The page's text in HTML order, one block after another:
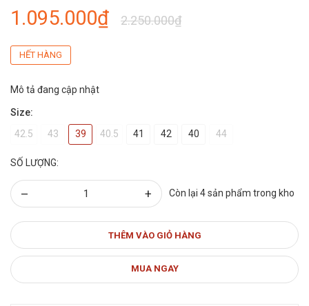
1.095.000₫ 2.250.000₫
HẾT HÀNG
Mô tả đang cập nhật
Size:
42.5
43 39 40.5 41 42 40 44
SỐ LƯỢNG:
– + Còn lại 4 sản phẩm trong kho
THÊM VÀO GIỎ HÀNG
MUA NGAY